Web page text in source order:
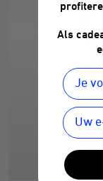
Als